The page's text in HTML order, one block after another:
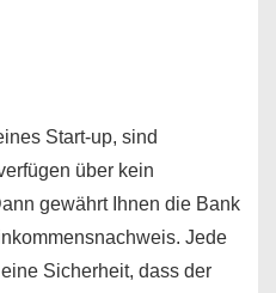
Start-up, sind
über kein
gewährt Ihnen die Bank
Jede
Sicherheit, dass der